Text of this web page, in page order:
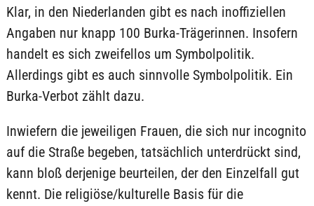
Klar, in den Niederlanden gibt es nach inoffiziellen
Angaben nur knapp 100 Burka-Trägerinnen. Insofern
handelt es sich zweifellos um Symbolpolitik.
Allerdings gibt es auch sinnvolle Symbolpolitik. Ein
Burka-Verbot zählt dazu.
Inwiefern die jeweiligen Frauen, die sich nur incognito
auf die Straße begeben, tatsächlich unterdrückt sind,
kann bloß derjenige beurteilen, der den Einzelfall gut
kennt. Die religiöse/kulturelle Basis für die